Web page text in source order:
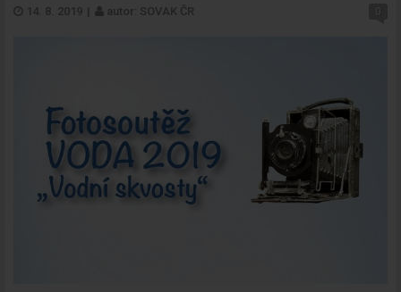
14. 8. 2019 | autor: SOVAK ČR